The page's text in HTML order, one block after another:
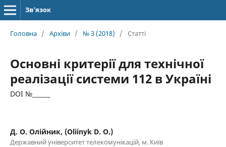
Зв’язок
Головна / Архіви / № 3 (2018) / Статті
Основні критерії для технічної
реалізації системи 112 в Україні
DOI №______
Д. О. Олійник, (Oliinyk D. O.)
Державний університет телекомунікацій, м. Київ